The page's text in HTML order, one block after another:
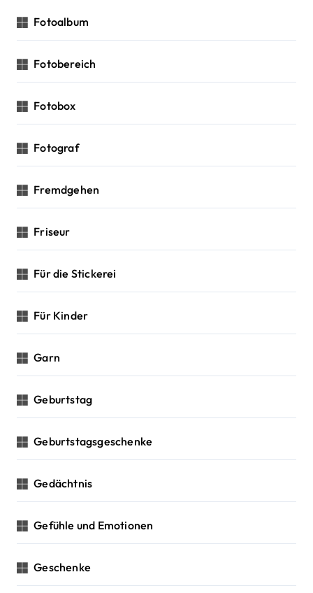
Fotoalbum
Fotobereich
Fotobox
Fotograf
Fremdgehen
Friseur
Für die Stickerei
Für Kinder
Garn
Geburtstag
Geburtstagsgeschenke
Gedächtnis
Gefühle und Emotionen
Geschenke